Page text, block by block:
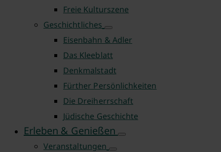
Freie Kulturszene
Geschichtliches
Eisenbahn & Adler
Das Kleeblatt
Denkmalstadt
Fürther Persönlichkeiten
Die Dreiherrschaft
Jüdische Geschichte
Erleben & Genießen
Veranstaltungen